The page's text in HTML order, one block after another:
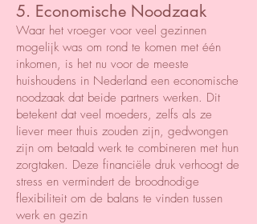
5. Economische Noodzaak
Waar het vroeger voor veel gezinnen
mogelijk was om rond te komen met één
inkomen, is het nu voor de meeste
huishoudens in Nederland een economische
noodzaak dat beide partners werken. Dit
betekent dat veel moeders, zelfs als ze
liever meer thuis zouden zijn, gedwongen
zijn om betaald werk te combineren met hun
zorgtaken. Deze financiële druk verhoogt de
stress en vermindert de broodnodige
flexibiliteit om de balans te vinden tussen
werk en gezin